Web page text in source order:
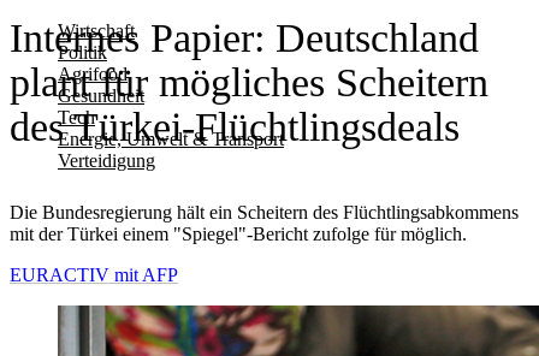
Wirtschaft
Politik
Agrifood
Gesundheit
Tech
Energie, Umwelt & Transport
Verteidigung
Internes Papier: Deutschland
plant für mögliches Scheitern
des Türkei-Flüchtlingsdeals
Die Bundesregierung hält ein Scheitern des Flüchtlingsabkommens
mit der Türkei einem "Spiegel"-Bericht zufolge für möglich.
EURACTIV mit AFP